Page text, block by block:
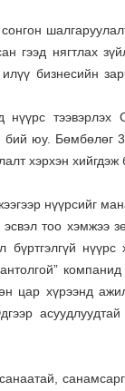
гээд нягтлах
бизнесийн
тээвэрлэх
бий юу. Бөмбөлөг
хэрхэн хийгдэж
нүүрсийг
тоо хэмжээ
цар хүрээнд